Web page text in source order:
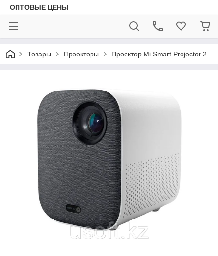
ОПТОВЫЕ ЦЕНЫ
Товары Проекторы Проектор Mi Smart Projector 2